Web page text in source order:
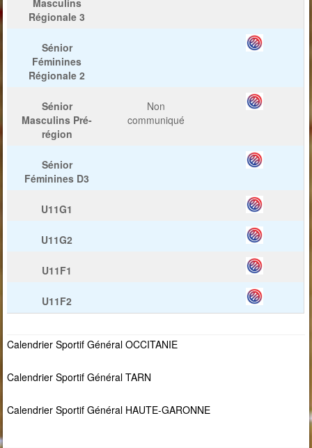
Masculins
Régionale 3
Sénior
Féminines
Régionale 2
Sénior
Masculins Pré-
région
Non
communiqué
Sénior
Féminines D3
U11G1
U11G2
U11F1
U11F2
Calendrier Sportif Général OCCITANIE
Calendrier Sportif Général TARN
Calendrier Sportif Général HAUTE-GARONNE